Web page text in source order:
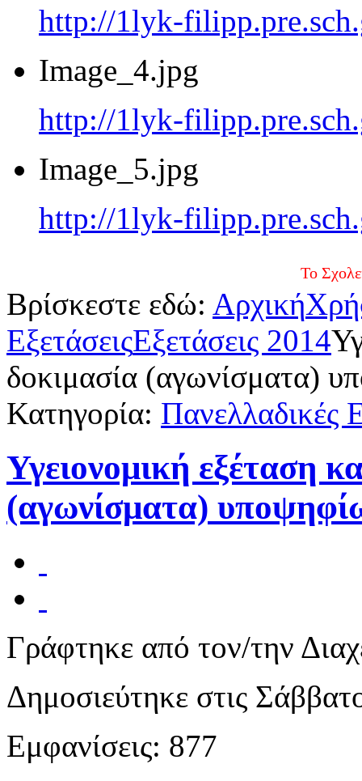
http://1lyk-
Image_4.jpg
http://1lyk-
Image_5.jpg
http://1lyk-
Το Σχολείο κατά
Βρίσκεστε εδώ: Αρχική
ΕξετάσειςΕξετάσεις 2014
δοκιμασία (αγωνίσματα)
Κατηγορία: Πανελλαδικές
Υγειονομική εξέταση
(αγωνίσματα)
Γράφτηκε από τον/την
Δημοσιεύτηκε στις
Εμφανίσεις: 877